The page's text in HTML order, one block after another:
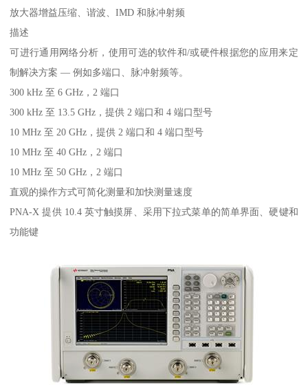
放大器增益压缩、谐波、IMD 和脉冲射频
描述
可进行通用网络分析，使用可选的软件和/或硬件根据您的应用来定
制解决方案 — 例如多端口、脉冲射频等。
300 kHz 至 6 GHz，2 端口
300 kHz 至 13.5 GHz，提供 2 端口和 4 端口型号
10 MHz 至 20 GHz，提供 2 端口和 4 端口型号
10 MHz 至 40 GHz，2 端口
10 MHz 至 50 GHz，2 端口
直观的操作方式可简化测量和加快测量速度
PNA-X 提供 10.4 英寸触摸屏、采用下拉式菜单的简单界面、硬键和
功能键